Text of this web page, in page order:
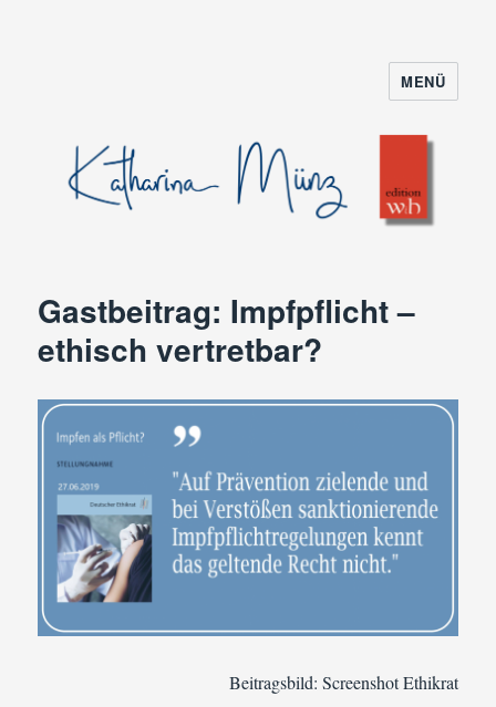
MENÜ
Gastbeitrag: Impfpflicht –
ethisch vertretbar?
Beitragsbild: Screenshot Ethikrat